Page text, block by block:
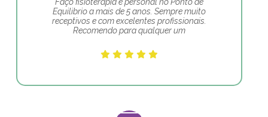
Equilibrio a mais de 5 anos. Sempre muito
receptivos e com excelentes profissionais.
Recomendo para qualquer um